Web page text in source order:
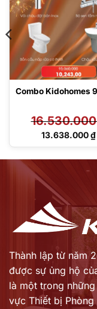
Combo Kidohomes 9
Giá
13.638.000₫
Giá
Thành lập từ năm
được sự ủng hộ
là một trong
vực Thiết bị Phòng